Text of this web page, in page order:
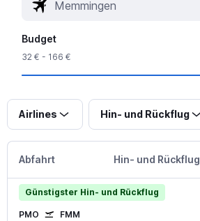
Budget
32 € - 166 €
Airlines Hin- und Rückflug
Abfahrt Hin- und Rückflug
Günstigster Hin- und Rückflug
PMO FMM